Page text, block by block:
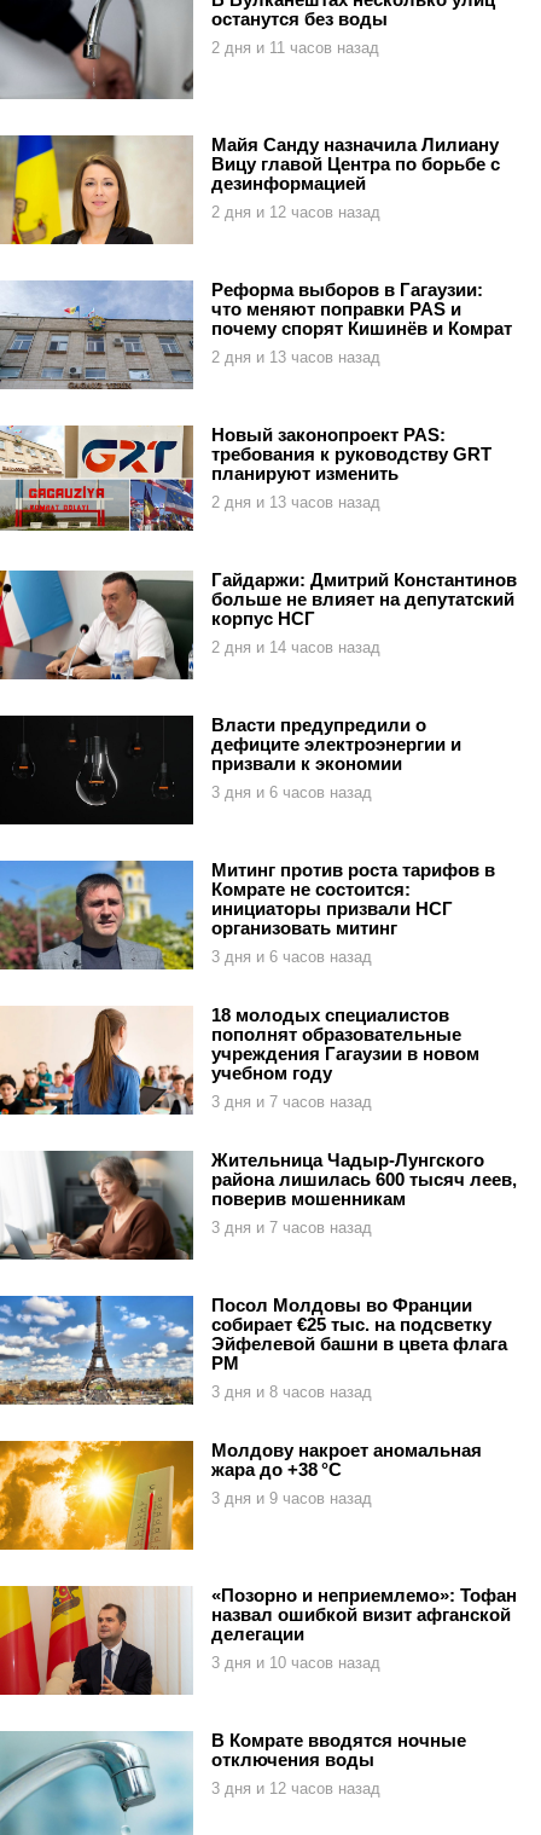
останутся без воды
2 дня и 11 часов назад
Майя Санду назначила Лилиану
Вицу главой Центра по борьбе с
дезинформацией
2 дня и 12 часов назад
Реформа выборов в Гагаузии:
что меняют поправки PAS и
почему спорят Кишинёв и Комрат
2 дня и 13 часов назад
Новый законопроект PAS:
требования к руководству GRT
планируют изменить
2 дня и 13 часов назад
Гайдаржи: Дмитрий Константинов
больше не влияет на депутатский
корпус НСГ
2 дня и 14 часов назад
Власти предупредили о
дефиците электроэнергии и
призвали к экономии
3 дня и 6 часов назад
Митинг против роста тарифов в
Комрате не состоится:
инициаторы призвали НСГ
организовать митинг
3 дня и 6 часов назад
18 молодых специалистов
пополнят образовательные
учреждения Гагаузии в новом
учебном году
3 дня и 7 часов назад
Жительница Чадыр-Лунгского
района лишилась 600 тысяч леев,
поверив мошенникам
3 дня и 7 часов назад
Посол Молдовы во Франции
собирает €25 тыс. на подсветку
Эйфелевой башни в цвета флага
РМ
3 дня и 8 часов назад
Молдову накроет аномальная
жара до +38 °C
3 дня и 9 часов назад
«Позорно и неприемлемо»: Тофан
назвал ошибкой визит афганской
делегации
3 дня и 10 часов назад
В Комрате вводятся ночные
отключения воды
3 дня и 12 часов назад